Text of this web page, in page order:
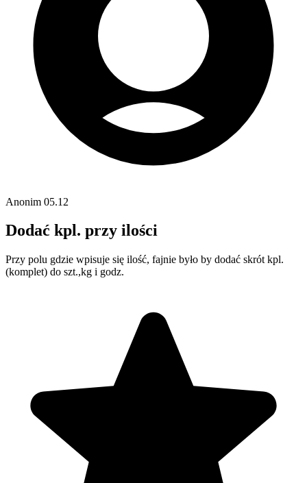
Anonim 05.12
Dodać kpl. przy ilości
Przy polu gdzie wpisuje się ilość, fajnie było by dodać skrót kpl.
(komplet) do szt.,kg i godz.